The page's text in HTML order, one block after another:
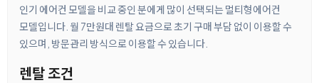
인기 에어컨 모델을 비교 중인 분에게 많이 선택되는 멀티형에어컨
모델입니다. 월 7만원대 렌탈 요금으로 초기 구매 부담 없이 이용할 수
있으며, 방문관리 방식으로 이용할 수 있습니다.
렌탈 조건